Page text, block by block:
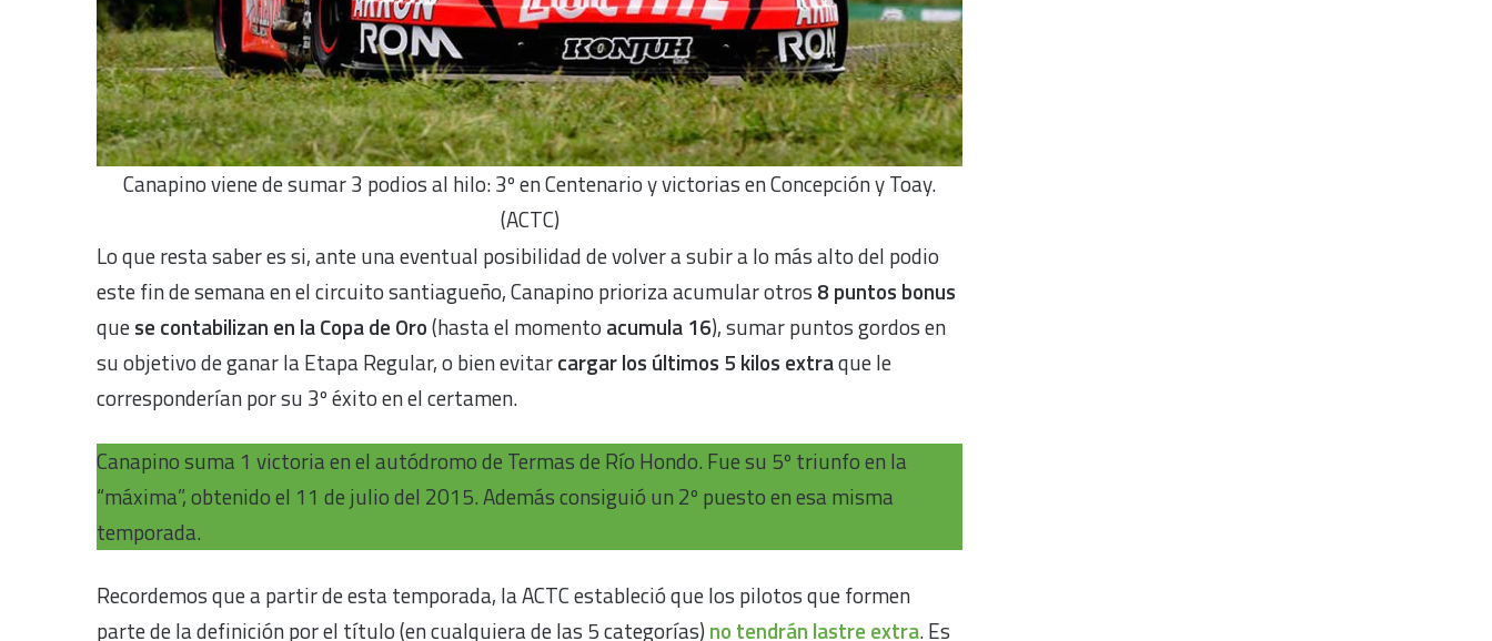
Canapino viene de sumar 3 podios al hilo: 3º en Centenario y victorias en Concepción y Toay.
(ACTC)
Lo que resta saber es si, ante una eventual posibilidad de volver a subir a lo más alto del podio
este fin de semana en el circuito santiagueño, Canapino prioriza acumular otros 8 puntos bonus
quese contabilizan en la Copa de Oro(hasta el momento acumula 16), sumar puntos gordos en
su objetivo de ganar la Etapa Regular, o bien evitarcargar los últimos 5 kilos extraque le
corresponderían por su 3º éxito en el certamen.
Canapino suma 1 victoria en el autódromo de Termas de Río Hondo. Fue su 5º triunfo en la
“máxima”, obtenido el 11 de julio del 2015. Además consiguió un 2º puesto en esa misma
temporada.
Recordemos que a partir de esta temporada, la ACTC estableció que los pilotos que formen
parte de la definición por el título (en cualquiera de las 5 categorías) no tendrán lastre extra. Es